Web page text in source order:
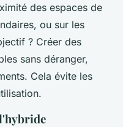
des espaces de
ou sur les
? Créer des
sans déranger,
Cela évite les